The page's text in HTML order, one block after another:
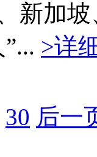
新加
>详
30 后一